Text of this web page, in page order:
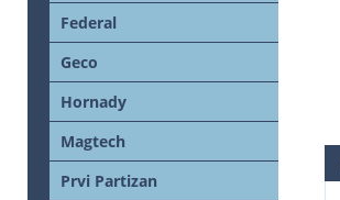
Federal
Geco
Hornady
Magtech
Prvi Partizan